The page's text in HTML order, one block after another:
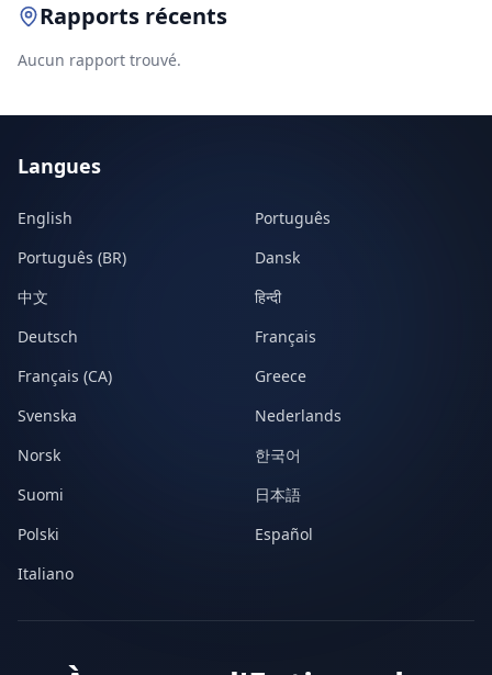
Rapports récents
Aucun rapport trouvé.
Langues
English
Português
Português (BR)
Dansk
中文
हिन्दी
Deutsch
Français
Français (CA)
Greece
Svenska
Nederlands
Norsk
한국어
Suomi
日本語
Polski
Español
Italiano